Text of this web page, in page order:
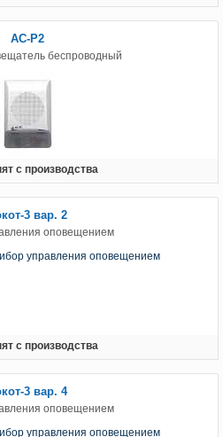
АС-Р2
беспроводный
с производства
3 вар. 2
оповещением
с производства
3 вар. 4
оповещением